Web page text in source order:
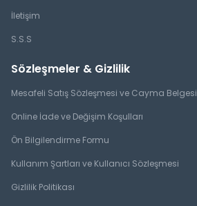
İletişim
S.S.S
Sözleşmeler & Gizlilik
Mesafeli Satış Sözleşmesi ve Cayma Belgesi
Online İade ve Değişim Koşulları
Ön Bilgilendirme Formu
Kullanım Şartları ve Kullanıcı Sözleşmesi
Gizlilik Politikası